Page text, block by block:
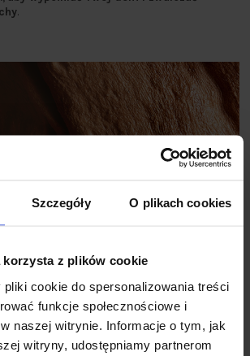
Szczegóły O plikach cookies
korzysta z plików cookie
cookie do spersonalizowania treści
funkcje społecznościowe i
naszej witrynie. Informacje o tym, jak
witryny, udostępniamy partnerom
.